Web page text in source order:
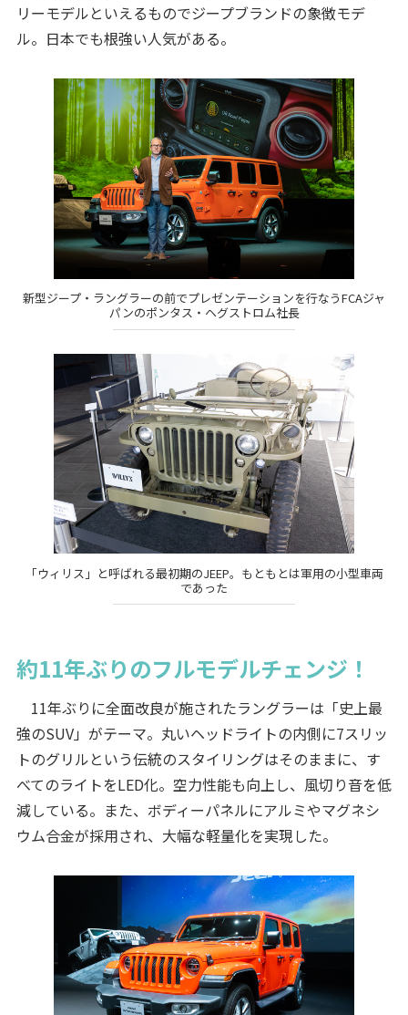
リーモデルといえるものでジープブランドの象徴モデ
ル。日本でも根強い人気がある。
新型ジープ・ラングラーの前でプレゼンテーションを行なうFCAジャ
パンのポンタス・ヘグストロム社長
「ウィリス」と呼ばれる最初期のJEEP。もともとは軍用の小型車両
であった
約11年ぶりのフルモデルチェンジ！
11年ぶりに全面改良が施されたラングラーは「史上最
強のSUV」がテーマ。丸いヘッドライトの内側に7スリッ
トのグリルという伝統のスタイリングはそのままに、す
べてのライトをLED化。空力性能も向上し、風切り音を低
減している。また、ボディーパネルにアルミやマグネシ
ウム合金が採用され、大幅な軽量化を実現した。